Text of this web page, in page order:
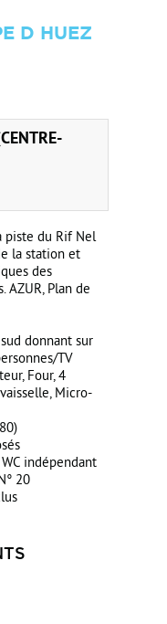
D HUEZ
piste du Rif Nel
la station et
des
AZUR, Plan de
donnant sur
TV
Four, 4
Micro-
indépendant
20